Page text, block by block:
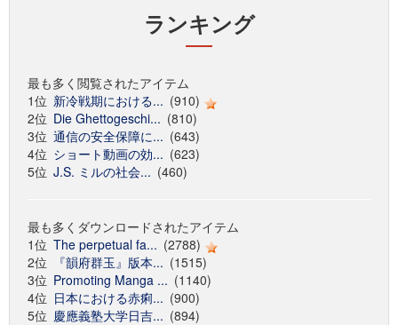
ランキング
最も多く閲覧されたアイテム
1位 新冷戦期における... (910)
2位 Die Ghettogeschi... (810)
3位 通信の安全保障に... (643)
4位 ショート動画の効... (623)
5位 J.S. ミルの社会... (460)
最も多くダウンロードされたアイテム
1位 The perpetual fa... (2788)
2位
『韻府群玉』版本... (1515)
3位 Promoting Manga ... (1140)
4位 日本における赤痢... (900)
5位 慶應義塾大学日吉... (894)